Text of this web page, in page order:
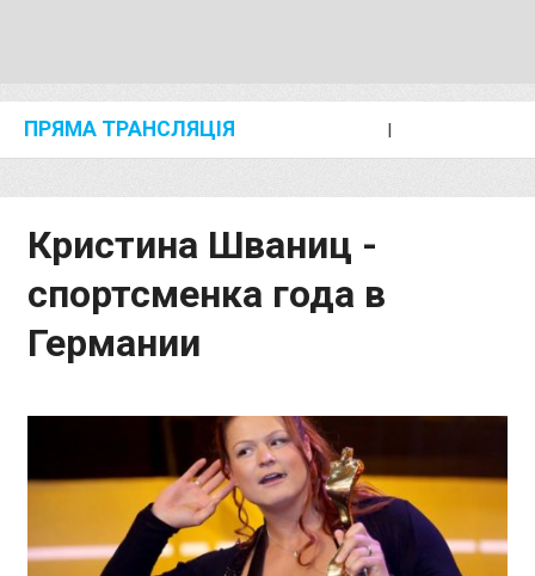
ПРЯМА ТРАНСЛЯЦІЯ I
Кристина Шваниц -
спортсменка года в
Германии